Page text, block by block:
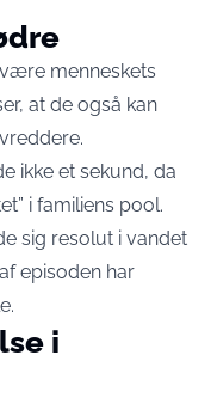
menneskets
at de også kan
ikke et sekund, da
i familiens pool.
sig resolut i vandet
episoden har
i